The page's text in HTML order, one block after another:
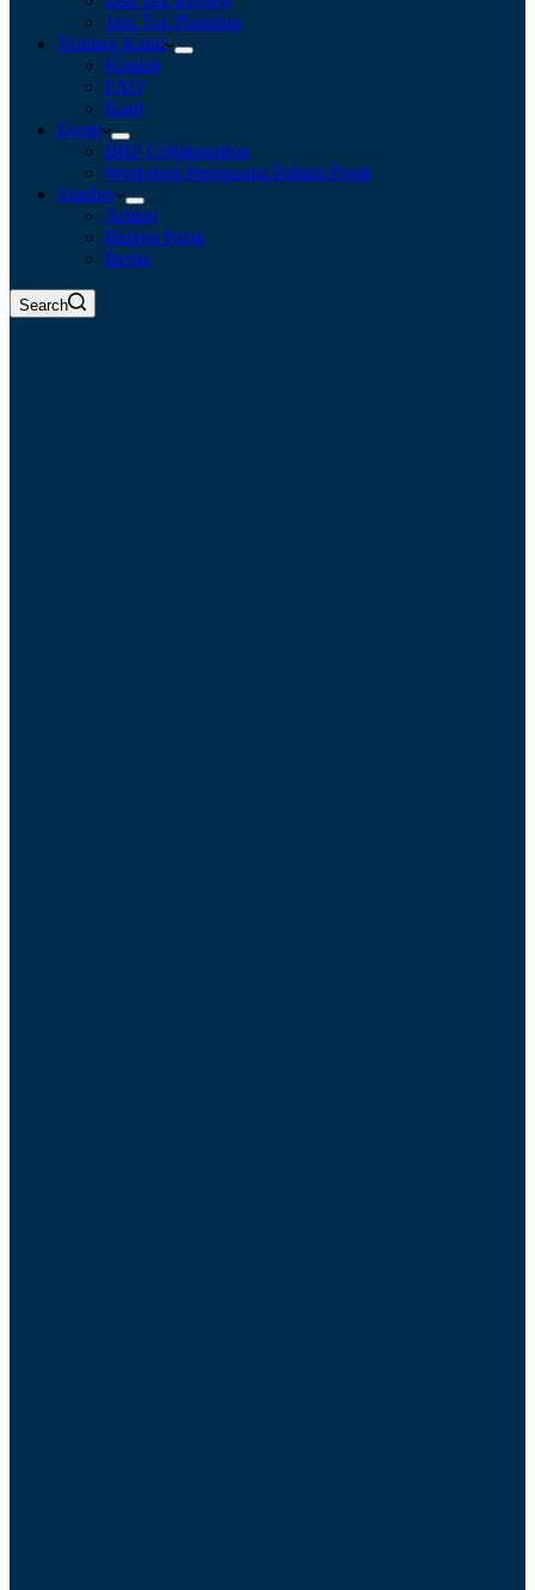
Jasa Tax Planning
Tentang Kami
Kontak
FAQ
Karir
Event
BBF Collaboration
Workshop Pengusaha Paham Pajak
Sumber
Artikel
Belajar Pajak
Berita
Search